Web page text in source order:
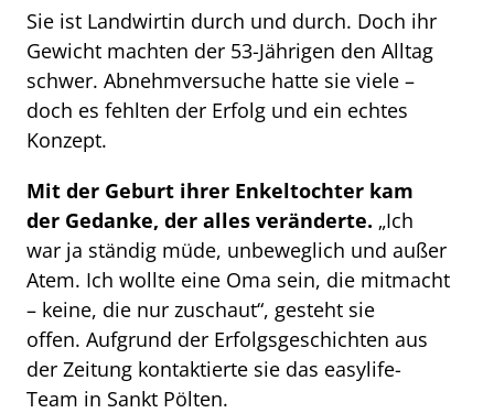
Sie ist Landwirtin durch und durch. Doch ihr
Gewicht machten der 53-Jährigen den Alltag
schwer. Abnehmversuche hatte sie viele –
doch es fehlten der Erfolg und ein echtes
Konzept.
Mit der Geburt ihrer Enkeltochter kam
der Gedanke, der alles veränderte. „Ich
war ja ständig müde, unbeweglich und außer
Atem. Ich wollte eine Oma sein, die mitmacht
– keine, die nur zuschaut“, gesteht sie
offen. Aufgrund der Erfolgsgeschichten aus
der Zeitung kontaktierte sie das easylife-
Team in Sankt Pölten.